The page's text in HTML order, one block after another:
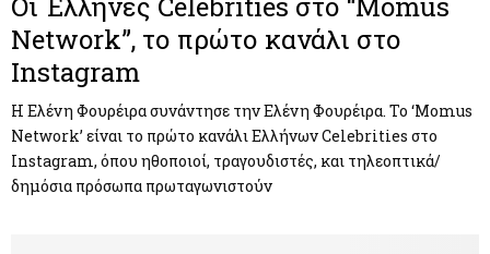
Network”, το πρώτο κανάλι στο
Instagram
Η Ελένη Φουρέιρα συνάντησε την Ελένη Φουρέιρα. To ‘Momus
Network’ είναι το πρώτο κανάλι Ελλήνων Celebrities στο
Instagram, όπου ηθοποιοί, τραγουδιστές, και τηλεοπτικά/
δημόσια πρόσωπα πρωταγωνιστούν